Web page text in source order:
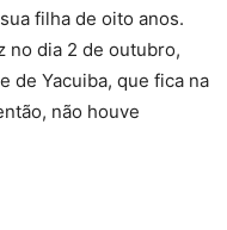
filha de oito anos.
no dia 2 de outubro,
de Yacuiba, que fica na
não houve